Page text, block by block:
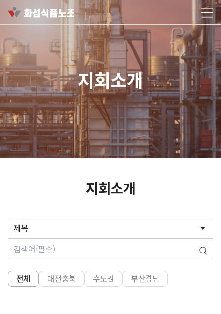
지회소개
지회소개
전체 대전충북 수도권 부산경남